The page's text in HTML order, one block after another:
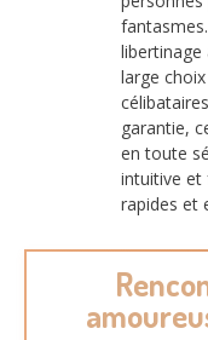
fantasmes.
libertinage
large
garantie,
en toute
intuitive et
rapides et